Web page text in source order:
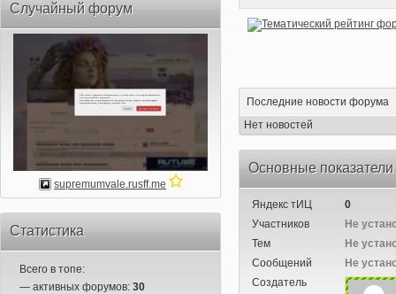
Случайный форум
supremumvale.rusff.me
Статистика
Всего в топе:
— активных форумов: 30
Последние новости форума
Нет новостей
Основные
Яндекс тИЦ
0
Участников
Не
Тем
Не
Сообщений
Не
Создатель